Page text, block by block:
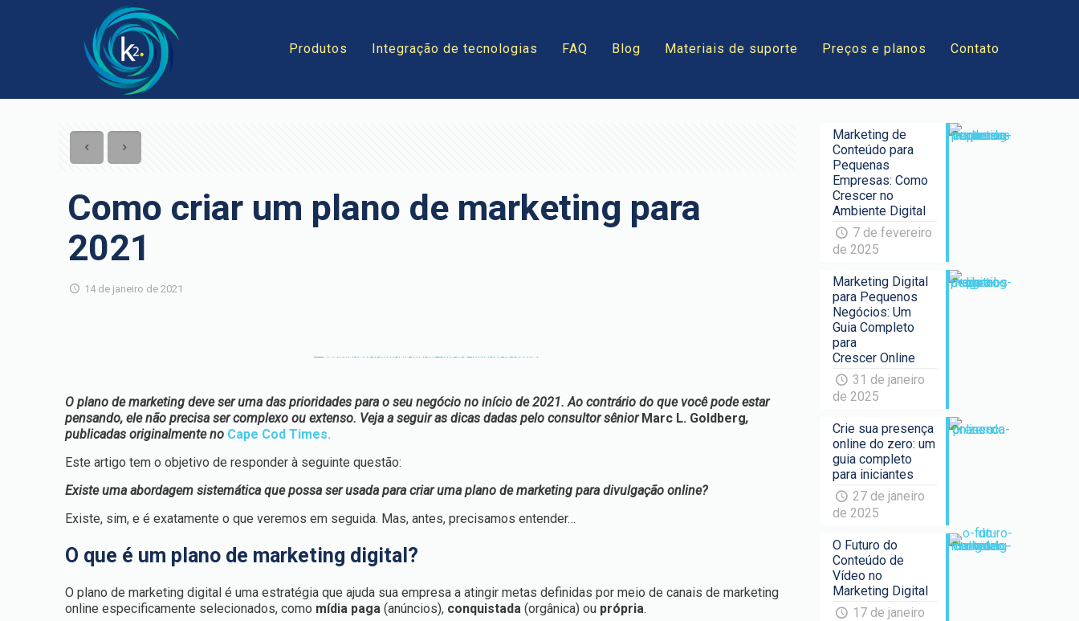
Produtos Integração de tecnologias FAQ Blog Materiais de suporte Preços e planos Contato
Como criar um plano de marketing para
2021
14 de janeiro de 2021
O plano de marketing deve ser uma das prioridades para o seu negócio no início de 2021. Ao contrário do que você pode estar
pensando, ele não precisa ser complexo ou extenso. Veja a seguir as dicas dadas pelo consultor sêniorMarc L. Goldberg,
publicadas originalmente no Cape Cod Times.
Este artigo tem o objetivo de responder à seguinte questão:
Existe uma abordagem sistemática que possa ser usada para criar uma plano de marketing para divulgação online?
Existe, sim, e é exatamente o que veremos em seguida. Mas, antes, precisamos entender…
O que é um plano de marketing digital?
O plano de marketing digital é uma estratégia que ajuda sua empresa a atingir metas definidas por meio de canais de marketing
online especificamente selecionados, como mídia paga(anúncios), conquistada (orgânica) ou própria.
Marketing de
Conteúdo para
Pequenas
Empresas: Como
Crescer no
Ambiente Digital
7 de fevereiro
de 2025
Marketing Digital
para Pequenos
Negócios: Um
Guia Completo
para
Crescer Online
31 de janeiro
de 2025
Crie sua presença
online do zero: um
guia completo
para iniciantes
27 de janeiro
de 2025
O Futuro do
Conteúdo de
Vídeo no
Marketing Digital
17 de janeiro